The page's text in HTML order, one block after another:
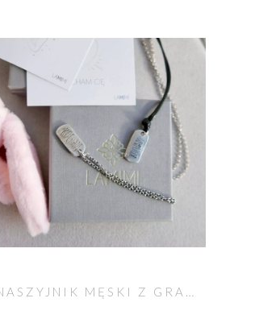
NASZYJNIK MĘSKI Z GRAWEREM